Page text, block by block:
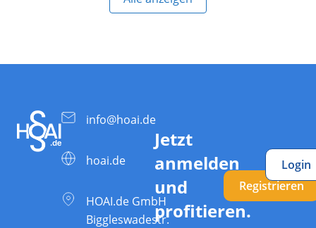
info@hoai.de
hoai.de
HOAI.de GmbH
Biggleswadestr.
Jetzt
anmelden
und
profitieren.
Registrieren
Login